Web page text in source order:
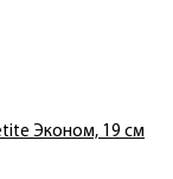
Эконом, 19 см